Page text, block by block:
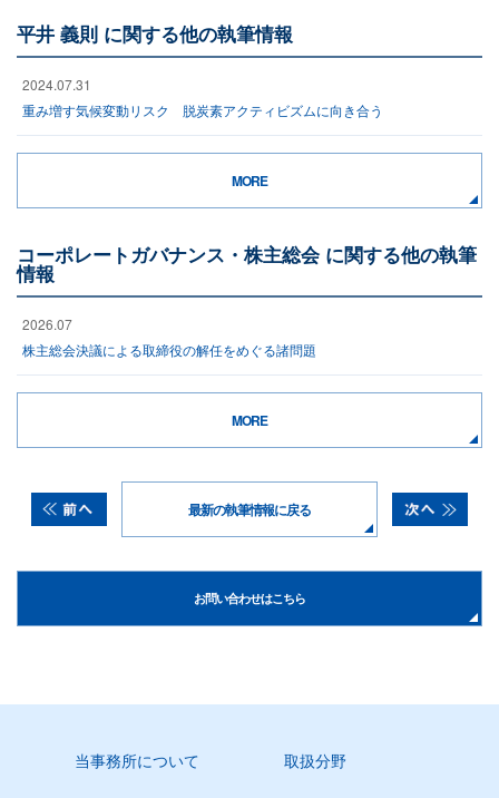
平井 義則 に関する他の執筆情報
2024.07.31
重み増す気候変動リスク 脱炭素アクティビズムに向き合う
MORE
コーポレートガバナンス・株主総会 に関する他の執筆
情報
2026.07
株主総会決議による取締役の解任をめぐる諸問題
MORE
最新の執筆情報に戻る
お問い合わせはこちら
当事務所について 取扱分野